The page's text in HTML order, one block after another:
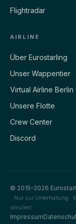
Flightradar
AIRLINE
Über Eurostarling
Unser Wappentier
Virtual Airline Berlin
Unsere Flotte
Crew Center
Discord
© 2015–2026
Nur zur Unterhaltung ·
simuliert.
Impressum